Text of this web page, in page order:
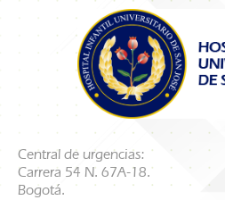
Central de urgencias:
Carrera 54 N. 67A-18.
Bogotá.